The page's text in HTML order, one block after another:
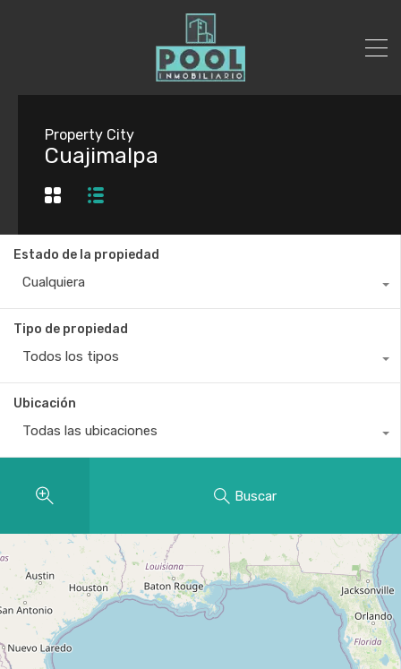
Property City
Cuajimalpa
Estado de la propiedad
Cualquiera
Tipo de propiedad
Todos los tipos
Ubicación
Todas las ubicaciones
Buscar